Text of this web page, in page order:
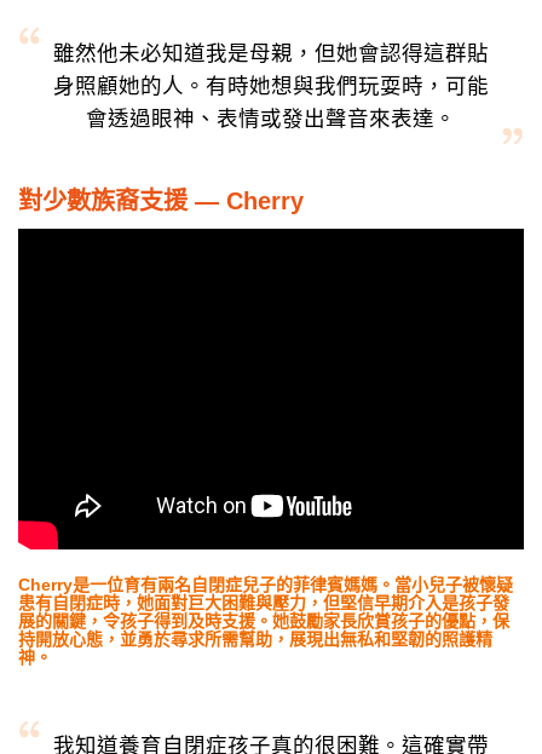
雖然他未必知道我是母親，但她會認得這群貼
身照顧她的人。有時她想與我們玩耍時，可能
會透過眼神、表情或發出聲音來表達。
對少數族裔支援 — Cherry
Cherry是一位育有兩名自閉症兒子的菲律賓媽媽。當小兒子被懷疑
患有自閉症時，她面對巨大困難與壓力，但堅信早期介入是孩子發
展的關鍵，令孩子得到及時支援。她鼓勵家長欣賞孩子的優點，保
持開放心態，並勇於尋求所需幫助，展現出無私和堅韌的照護精
神。
我知道養育自閉症孩子真的很困難。這確實帶